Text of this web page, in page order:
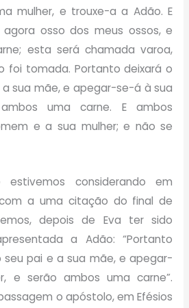
mulher, e trouxe-a a Adão. E
osso dos meus ossos, e
esta será chamada varoa,
foi tomada. Portanto deixará o
sua mãe, e apegar-se-á à sua
uma carne. E ambos
e a sua mulher; e não se
considerando em
a uma citação do final de
depois de Eva ter sido
a Adão: “Portanto
seu pai e a sua mãe, e apegar-
e serão ambos uma carne”.
o apóstolo, em Efésios